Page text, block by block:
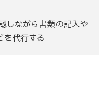
しながら書類の記入や
を代行する